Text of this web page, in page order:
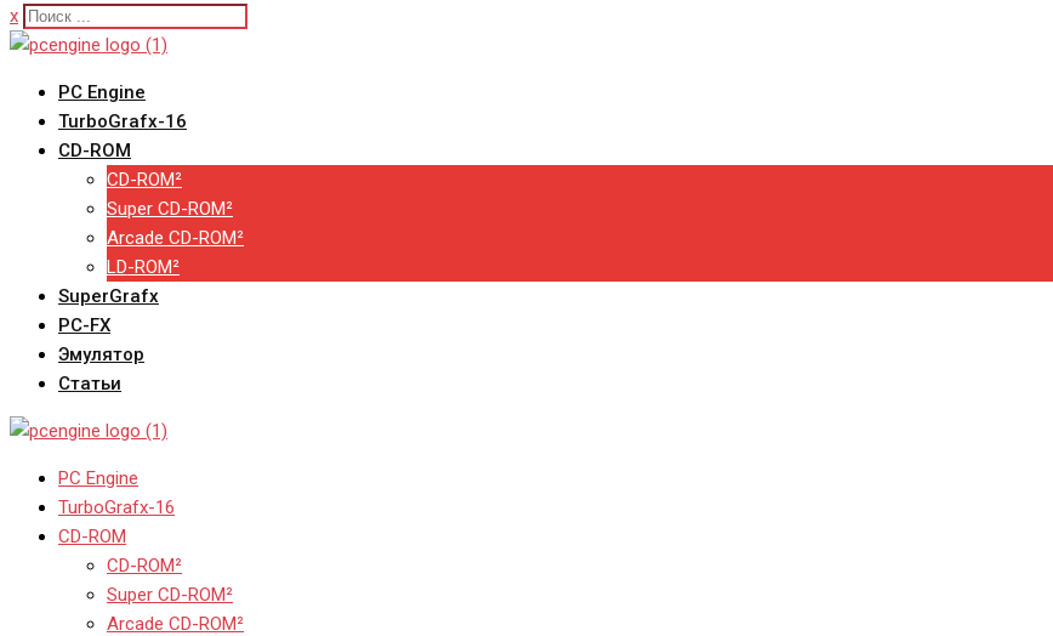
x
PC Engine
TurboGrafx-16
CD-ROM
CD-ROM²
Super CD-ROM²
Arcade CD-ROM²
LD-ROM²
SuperGrafx
PC-FX
Эмулятор
Статьи
PC Engine
TurboGrafx-16
CD-ROM
CD-ROM²
Super CD-ROM²
Arcade CD-ROM²